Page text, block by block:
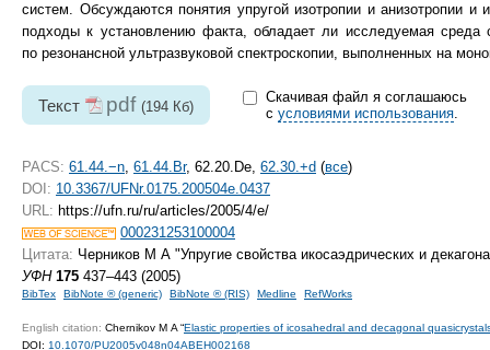
систем. Обсуждаются понятия упругой изотропии и анизотропии
подходы к установлению факта, обладает ли исследуемая среда
по резонансной ультразвуковой спектроскопии, выполненных на
Текст pdf (194 Кб)
Скачивая файл я соглашаюсь
с условиями использования.
PACS: 61.44.−n 61.44.Br, 62.20.De, 62.30.+d (все)
DOI: 10.3367/UFNr.0175.200504e.0437
URL: https://ufn.ru/ru/articles/2005/4/e/
000231253100004
Цитата: Черников М А "Упругие свойства икосаэдрических и
УФН 175 437–443 (2005)
BibTex BibNote ® (generic) BibNote ® (RIS) Medline RefWorks
English citation: Chernikov M A “Elastic properties of icosahedral and decagonal
DOI: 10.1070/PU2005v048n04ABEH002168